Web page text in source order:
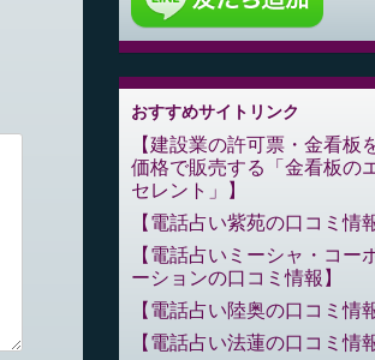
おすすめサイトリンク
建設業の許可票・金看板
価格で販売する「金看板の
セレント」
電話占い紫苑の口コミ情
電話占いミーシャ・コー
ーションの口コミ情報
電話占い陸奥の口コミ情
電話占い法蓮の口コミ情